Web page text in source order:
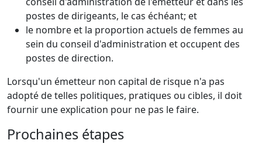
postes de dirigeants, le cas échéant; et
le nombre et la proportion actuels de femmes au
sein du conseil d'administration et occupent des
postes de direction.
Lorsqu'un émetteur non capital de risque n'a pas
adopté de telles politiques, pratiques ou cibles, il doit
fournir une explication pour ne pas le faire.
Prochaines étapes